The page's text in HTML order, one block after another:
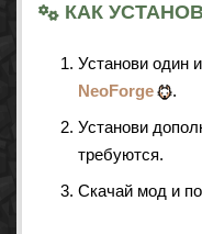
КАК
Установи один
NeoForge
.
Установи
требуются.
Скачай мод и